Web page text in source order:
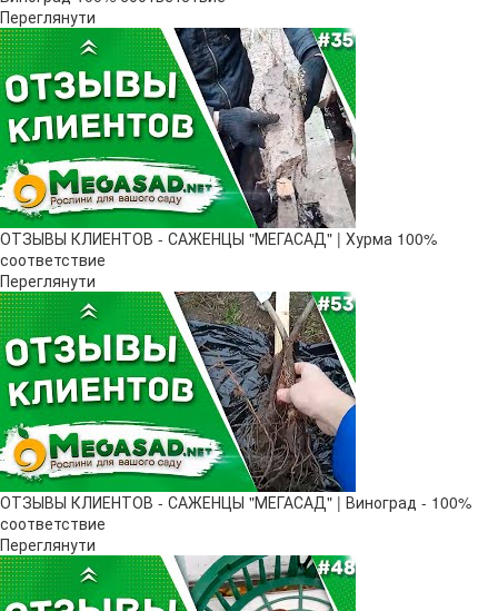
Переглянути
ОТЗЫВЫ КЛИЕНТОВ - САЖЕНЦЫ "МЕГАСАД" | Хурма 100%
соответствие
Переглянути
ОТЗЫВЫ КЛИЕНТОВ - САЖЕНЦЫ "МЕГАСАД" | Виноград - 100%
соответствие
Переглянути